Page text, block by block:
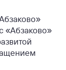
«Абзаково»